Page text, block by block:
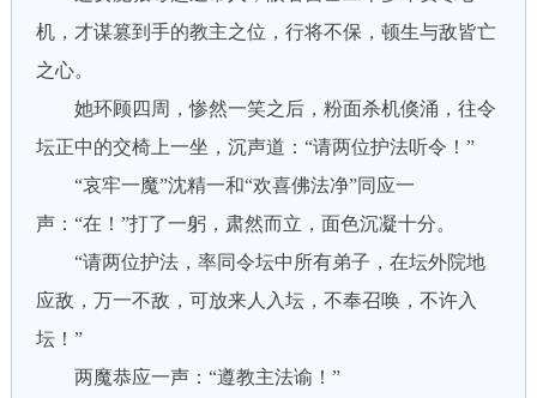
机，才谋篡到手的教主之位，行将不保，顿生与敌皆亡
之心。
她环顾四周，惨然一笑之后，粉面杀机倏涌，往令
坛正中的交椅上一坐，沉声道：“请两位护法听令！”
“哀牢一魔”沈精一和“欢喜佛法净”同应一
声：“在！”打了一躬，肃然而立，面色沉凝十分。
“请两位护法，率同令坛中所有弟子，在坛外院地
应敌，万一不敌，可放来人入坛，不奉召唤，不许入
坛！”
两魔恭应一声：“遵教主法谕！”